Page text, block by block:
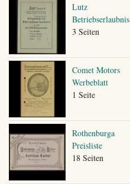
Lutz
Betriebserlaubnis
3 Seiten
Comet Motors
Werbeblatt
1 Seite
Rothenburga
Preisliste
18 Seiten